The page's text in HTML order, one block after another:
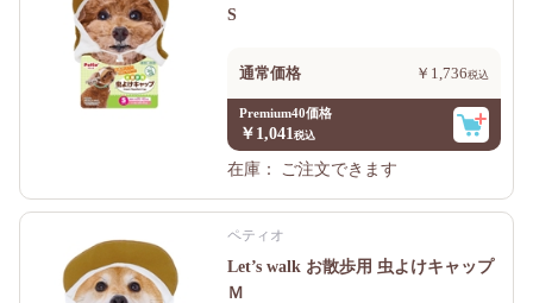
S
通常価格 ￥1,736
Premium40価格
￥1,041
在庫：
ご注文できます
ペティオ
Let’s walk お散歩用 虫よけキャップ
Ｍ